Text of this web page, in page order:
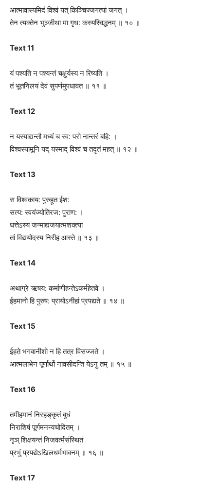
आत्मावास्यमिदं विश्वं यत् किञ्चिज्ज‍गत्यां जगत् ।
तेन त्यक्तेन भुञ्जीथा मा गृध: कस्यस्विद्धनम् ॥ १० ॥
Text 11
यं पश्यति न पश्यन्तं चक्षुर्यस्य न रिष्यति ।
तं भूतनिलयं देवं सुपर्णमुपधावत ॥ ११ ॥
Text 12
न यस्याद्यन्तौ मध्यं च स्व: परो नान्तरं बहि: ।
विश्वस्यामूनि यद् यस्माद् विश्वं च तद‍ृतं महत् ॥ १२ ॥
Text 13
स विश्वकाय: पुरुहूत ईश:
सत्य: स्वयंज्योतिरज: पुराण: ।
धत्तेऽस्य जन्माद्यजयात्मशक्त्या
तां विद्ययोदस्य निरीह आस्ते ॥ १३ ॥
Text 14
अथाग्रे ऋषय: कर्माणीहन्तेऽकर्महेतवे ।
ईहमानो हि पुरुष: प्रायोऽनीहां प्रपद्यते ॥ १४ ॥
Text 15
ईहते भगवानीशो न हि तत्र विसज्जते ।
आत्मलाभेन पूर्णार्थो नावसीदन्ति येऽनु तम् ॥ १५ ॥
Text 16
तमीहमानं निरहङ्‌कृतं बुधं
निराशिषं पूर्णमनन्यचोदितम् ।
नृञ् शिक्षयन्तं निजवर्त्मसंस्थितं
प्रभुं प्रपद्येऽखिलधर्मभावनम् ॥ १६ ॥
Text 17